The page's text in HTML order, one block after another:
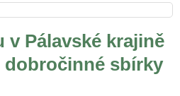
v Pálavské krajině
dobročinné sbírky